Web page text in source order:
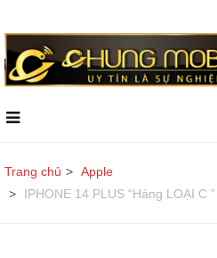
Trang chủ
Apple
IPHONE 14 PLUS “Hàng LOẠI C